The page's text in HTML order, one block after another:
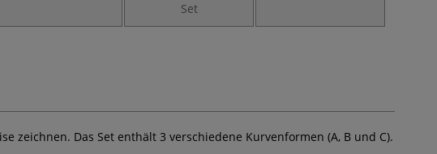
Set
zeichnen. Das Set enthält 3 verschiedene Kurvenformen (A, B und C).